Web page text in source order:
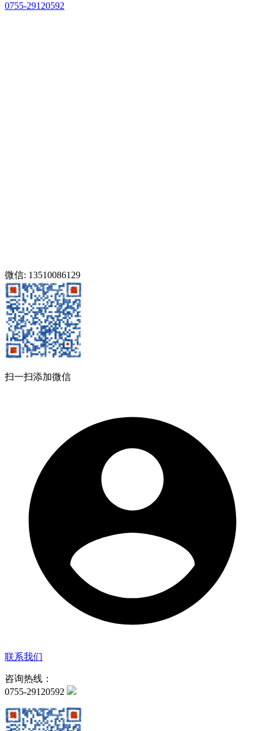
0755-29120592
微信: 13510086129
扫一扫添加微信
联系我们
咨询热线：
0755-29120592